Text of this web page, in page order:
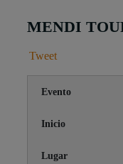
MENDI
Tweet